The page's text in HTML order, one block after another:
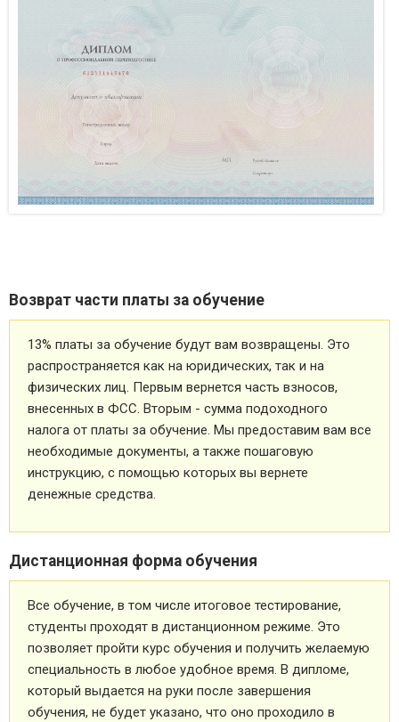
Возврат части платы за обучение
13% платы за обучение будут вам возвращены. Это
распространяется как на юридических, так и на
физических лиц. Первым вернется часть взносов,
внесенных в ФСС. Вторым - сумма подоходного
налога от платы за обучение. Мы предоставим вам все
необходимые документы, а также пошаговую
инструкцию, с помощью которых вы вернете
денежные средства.
Дистанционная форма обучения
Все обучение, в том числе итоговое тестирование,
студенты проходят в дистанционном режиме. Это
позволяет пройти курс обучения и получить желаемую
специальность в любое удобное время. В дипломе,
который выдается на руки после завершения
обучения, не будет указано, что оно проходило в